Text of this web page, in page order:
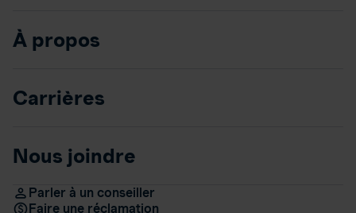
À propos
Carrières
Nous joindre
Parler à un conseiller
Faire une réclamation